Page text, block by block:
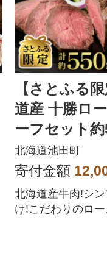
【さとふる
道産 十勝ロ
ーフセット約
添加 国産 【
北海道池田町
寄付金額
北海道産牛肉!シ
け!こだわりのロ